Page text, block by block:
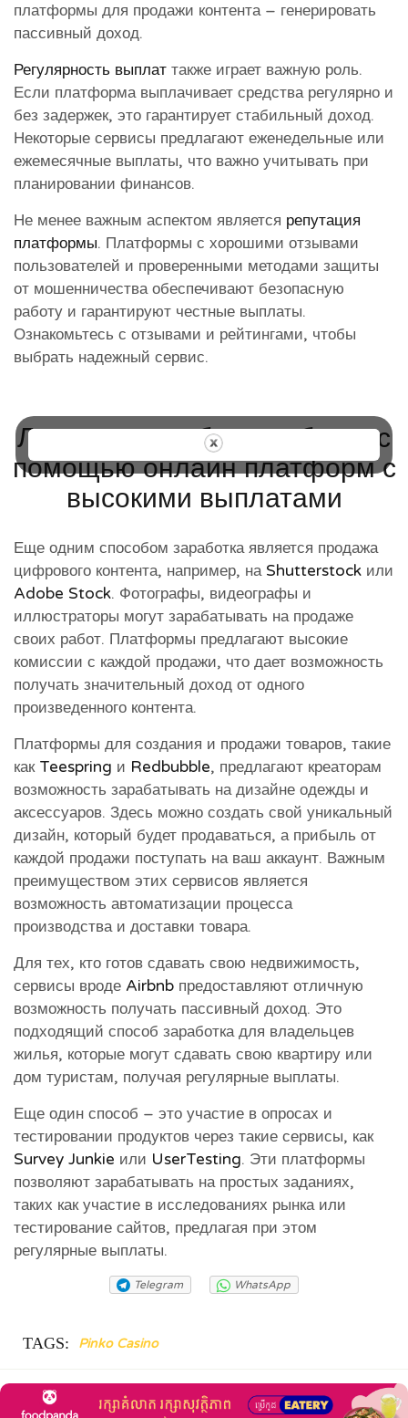
платформы для продажи контента – генерировать
пассивный доход.
Регулярность выплат также играет важную роль.
Если платформа выплачивает средства регулярно и
без задержек, это гарантирует стабильный доход.
Некоторые сервисы предлагают еженедельные или
ежемесячные выплаты, что важно учитывать при
планировании финансов.
Не менее важным аспектом является репутация
платформы. Платформы с хорошими отзывами
пользователей и проверенными методами защиты
от мошенничества обеспечивают безопасную
работу и гарантируют честные выплаты.
Ознакомьтесь с отзывами и рейтингами, чтобы
выбрать надежный сервис.
Лучшие способы заработка с
помощью онлайн платформ с
высокими выплатами
Еще одним способом заработка является продажа
цифрового контента, например, на Shutterstock или
Adobe Stock. Фотографы, видеографы и
иллюстраторы могут зарабатывать на продаже
своих работ. Платформы предлагают высокие
комиссии с каждой продажи, что дает возможность
получать значительный доход от одного
произведенного контента.
Платформы для создания и продажи товаров, такие
как Teespring и Redbubble, предлагают креаторам
возможность зарабатывать на дизайне одежды и
аксессуаров. Здесь можно создать свой уникальный
дизайн, который будет продаваться, а прибыль от
каждой продажи поступать на ваш аккаунт. Важным
преимуществом этих сервисов является
возможность автоматизации процесса
производства и доставки товара.
Для тех, кто готов сдавать свою недвижимость,
сервисы вроде Airbnb предоставляют отличную
возможность получать пассивный доход. Это
подходящий способ заработка для владельцев
жилья, которые могут сдавать свою квартиру или
дом туристам, получая регулярные выплаты.
Еще один способ – это участие в опросах и
тестировании продуктов через такие сервисы, как
Survey Junkie или UserTesting. Эти платформы
позволяют зарабатывать на простых заданиях,
таких как участие в исследованиях рынка или
тестирование сайтов, предлагая при этом
регулярные выплаты.
Telegram WhatsApp
TAGS: Pinko Casino